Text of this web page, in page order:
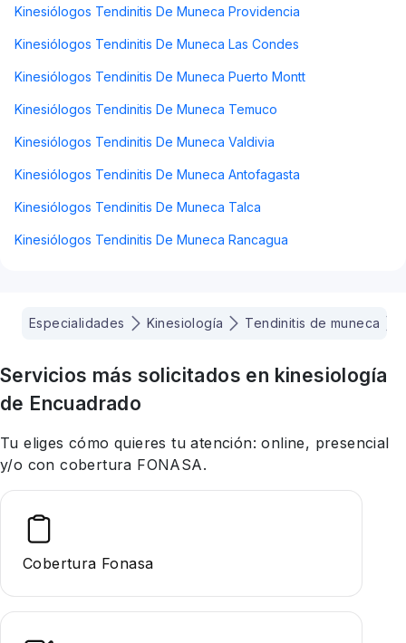
Kinesiólogos Tendinitis De Muneca Providencia
Kinesiólogos Tendinitis De Muneca Las Condes
Kinesiólogos Tendinitis De Muneca Puerto Montt
Kinesiólogos Tendinitis De Muneca Temuco
Kinesiólogos Tendinitis De Muneca Valdivia
Kinesiólogos Tendinitis De Muneca Antofagasta
Kinesiólogos Tendinitis De Muneca Talca
Kinesiólogos Tendinitis De Muneca Rancagua
Especialidades Kinesiología Tendinitis de muneca
Servicios más solicitados en kinesiología
de Encuadrado
Tu eliges cómo quieres tu atención: online, presencial
y/o con cobertura FONASA.
Cobertura Fonasa